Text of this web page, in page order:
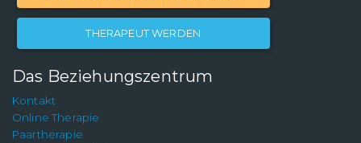
THERAPEUT WERDEN
Das Beziehungszentrum
Kontakt
Online Therapie
Paartherapie